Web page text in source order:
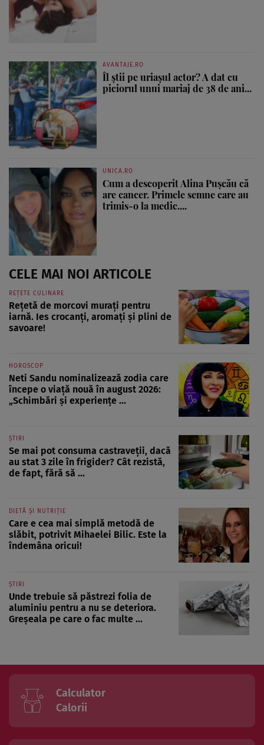
AVANTAJE.RO
Îl știi pe uriașul actor? A dat cu
piciorul unui mariaj de 38 de ani...
UNICA.RO
Cum a descoperit Alina Pușcău că
are cancer. Primele semne care au
trimis-o la medic....
CELE MAI NOI ARTICOLE
REȚETE CULINARE
Rețetă de morcovi murați pentru
iarnă. Ies crocanți, aromați și plini de
savoare!
HOROSCOP
Neti Sandu nominalizează zodia care
începe o viață nouă în august 2026:
„Schimbări și experiențe ...
ȘTIRI
Se mai pot consuma castraveții, dacă
au stat 3 zile în frigider? Cât rezistă,
de fapt, fără să ...
DIETĂ ȘI NUTRIȚIE
Care e cea mai simplă metodă de
slăbit, potrivit Mihaelei Bilic. Este la
îndemâna oricui!
ȘTIRI
Unde trebuie să păstrezi folia de
aluminiu pentru a nu se deteriora.
Greșeala pe care o fac multe ...
Calculator
Calorii